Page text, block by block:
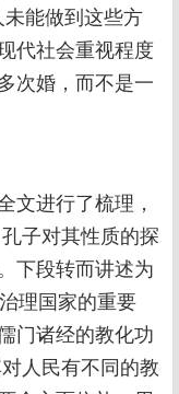
能做到这些方
代社会重视程度
次婚，而不是一
文进行了梳理，
子对其性质的探
下段转而讲述为
理国家的重要
门诸经的教化功
人民有不同的教